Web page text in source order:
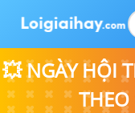
💥 NGÀY HỘI
THEO